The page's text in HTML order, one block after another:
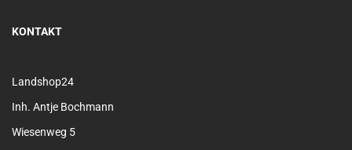
KONTAKT
Landshop24
Inh. Antje Bochmann
Wiesenweg 5